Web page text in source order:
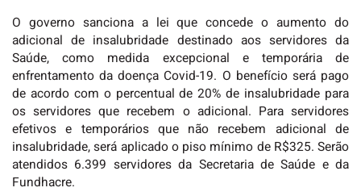
O governo sanciona a lei que concede o aumento do
adicional de insalubridade destinado aos servidores da
Saúde, como medida excepcional e temporária de
enfrentamento da doença Covid-19. O benefício será pago
de acordo com o percentual de 20% de insalubridade para
os servidores que recebem o adicional. Para servidores
efetivos e temporários que não recebem adicional de
insalubridade, será aplicado o piso mínimo de R$325. Serão
atendidos 6.399 servidores da Secretaria de Saúde e da
Fundhacre.